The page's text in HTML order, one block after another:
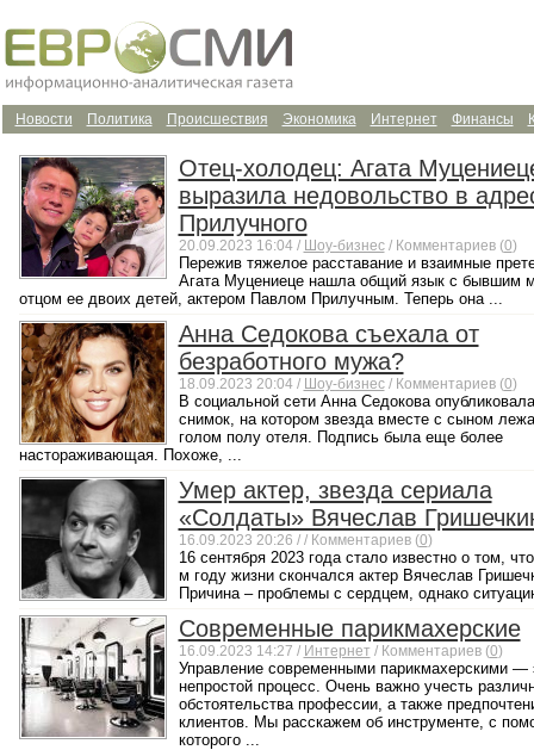
Финансы
Интернет
Экономика
Происшествия
Политика
Новости
Отец-холодец: Агата
выразила недовольство в
Прилучного
20.09.2023 16:04 / Шоу-бизнес/ Комментариев (0)
Пережив тяжелое расставание и взаимные
Агата Муцениеце нашла общий язык с бывшим
отцом ее двоих детей, актером Павлом Прилучным. Теперь она ...
Анна Седокова съехала от
безработного мужа?
18.09.2023 20:04 / Шоу-бизнес/ Комментариев (0)
В социальной сети Анна Седокова опубликовала
снимок, на котором звезда вместе с сыном
голом полу отеля. Подпись была еще более
настораживающая. Похоже, ...
Умер актер, звезда сериала
«Солдаты» Вячеслав
16.09.2023 20:26 / / Комментариев (0)
16 сентября 2023 года стало известно о том,
м году жизни скончался актер Вячеслав
Причина – проблемы с сердцем, однако
Современные парикмахерские
16.09.2023 14:27 / Интернет / Комментариев (0)
Управление современными парикмахерскими —
непростой процесс. Очень важно учесть
обстоятельства профессии, а также
клиентов. Мы расскажем об инструменте, с
которого ...